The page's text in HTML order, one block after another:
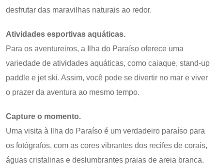
desfrutar das maravilhas naturais ao redor.
Atividades esportivas aquáticas.
Para os aventureiros, a Ilha do Paraíso oferece uma
variedade de atividades aquáticas, como caiaque, stand-up
paddle e jet ski. Assim, você pode se divertir no mar e viver
o prazer da aventura ao mesmo tempo.
Capture o momento.
Uma visita à Ilha do Paraíso é um verdadeiro paraíso para
os fotógrafos, com as cores vibrantes dos recifes de corais,
águas cristalinas e deslumbrantes praias de areia branca.